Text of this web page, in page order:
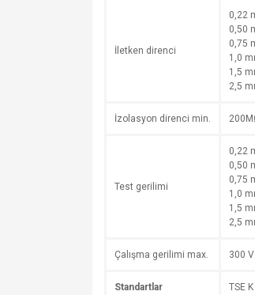
İletken direnci
0,22
0,50
0,75
1,0
1,5
2,5
İzolasyon direnci min.
Test gerilimi
0,22
0,50
0,75
1,0
1,5
2,5
Çalışma gerilimi max. 300 V
Standartlar TSE